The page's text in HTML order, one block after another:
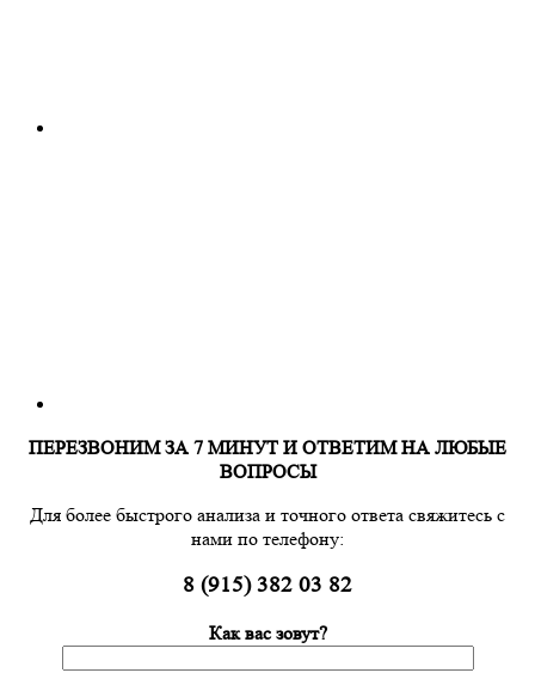
ПЕРЕЗВОНИМ ЗА 7 МИНУТ И ОТВЕТИМ НА ЛЮБЫЕ
ВОПРОСЫ
Для более быстрого анализа и точного ответа свяжитесь с
нами по телефону:
8 (915) 382 03 82
Как вас зовут?